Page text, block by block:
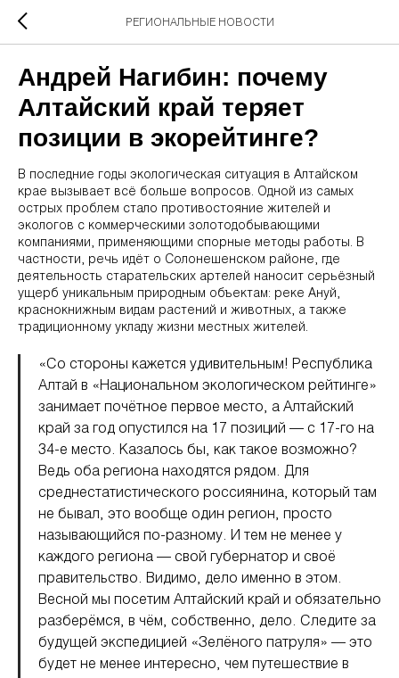
РЕГИОНАЛЬНЫЕ НОВОСТИ
Андрей Нагибин: почему
Алтайский край теряет
позиции в экорейтинге?
В последние годы экологическая ситуация в Алтайском
крае вызывает всё больше вопросов. Одной из самых
острых проблем стало противостояние жителей и
экологов с коммерческими золотодобывающими
компаниями, применяющими спорные методы работы. В
частности, речь идёт о Солонешенском районе, где
деятельность старательских артелей наносит серьёзный
ущерб уникальным природным объектам: реке Ануй,
краснокнижным видам растений и животных, а также
традиционному укладу жизни местных жителей.
«Со стороны кажется удивительным! Республика
Алтай в «Национальном экологическом рейтинге»
занимает почётное первое место, а Алтайский
край за год опустился на 17 позиций — с 17-го на
34-е место. Казалось бы, как такое возможно?
Ведь оба региона находятся рядом. Для
среднестатистического россиянина, который там
не бывал, это вообще один регион, просто
называющийся по-разному. И тем не менее у
каждого региона — свой губернатор и своё
правительство. Видимо, дело именно в этом.
Весной мы посетим Алтайский край и обязательно
разберёмся, в чём, собственно, дело. Следите за
будущей экспедицией «Зелёного патруля» — это
будет не менее интересно, чем путешествие в